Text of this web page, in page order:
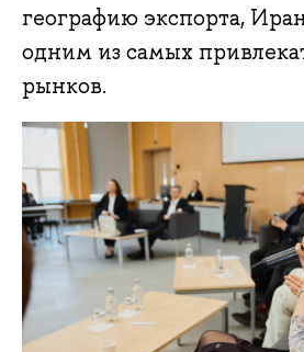
географию экспорта,
одним из самых
рынков.